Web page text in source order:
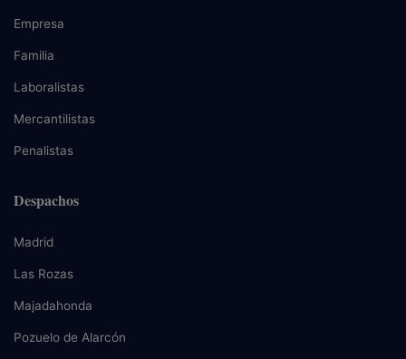
Empresa
Familia
Laboralistas
Mercantilistas
Penalistas
Despachos
Madrid
Las Rozas
Majadahonda
Pozuelo de Alarcón